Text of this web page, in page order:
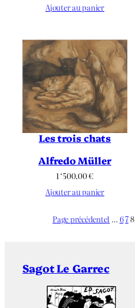
Ajouter au panier
Les trois chats
Alfredo Müller
1 ‘500.00€
Ajouter au panier
Page précédente1 … 678
Sagot Le Garrec